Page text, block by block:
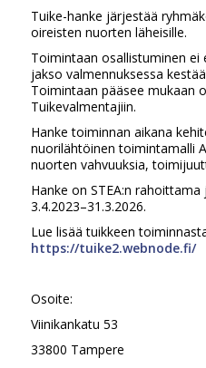
Tuike-hanke järjestää
oireisten nuorten läheisille.
Toimintaan osallistuminen ei
jakso valmennuksessa
Toimintaan pääsee mukaan
Tuikevalmentajiin.
Hanke toiminnan aikana
nuorilähtöinen toimintamalli
nuorten vahvuuksia,
Hanke on STEA:n
3.4.2023–31.3.2026.
Lue lisää tuikkeen
https://tuike2.webnode.fi/
Osoite:
Viinikankatu 53
33800 Tampere